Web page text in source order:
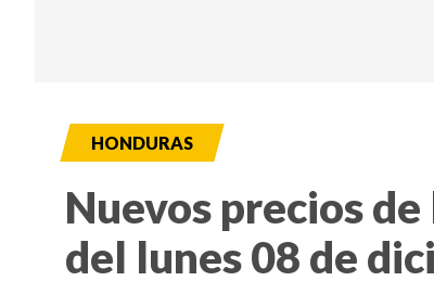
HONDURAS
Nuevos precios
del lunes 08 de